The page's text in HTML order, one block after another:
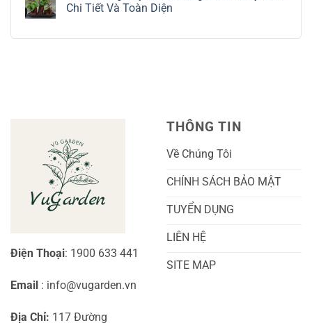
Trồng
Ngón
luận
ở
Lan
Cho
Người
Mới
Bắt
Đầu
Chi Tiết Và Toàn Diện
bình
Chi
Tiết
Và
Toàn
Diện
Điện Thoại: 1900 633 441
Email : info@vugarden.vn
Địa Chỉ: 117 Đường
THÔNG TIN
Về Chúng Tôi
CHÍNH SÁCH BẢO MẬT
TUYỂN DỤNG
LIÊN HỆ
SITE MAP